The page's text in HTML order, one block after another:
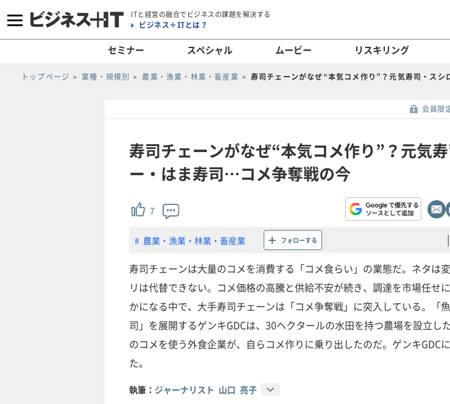
ITと経営の融合でビジネスの課題を解決する
ビジネス＋ITとは？
セミナー スペシャル ムービー リスキリング
トップページ 業種・規模別 農業・漁業・林業・畜産業 寿司チェーンがなぜ“本気コメ作り”？元気寿司・ス
会員限
寿司チェーンがなぜ“本気コメ作り”？元気
ー・はま寿司…コメ争奪戦の今
7
農業・漁業・林業・畜産業 フォローする |
寿司チェーンは大量のコメを消費する「コメ食らい」の業態だ。ネタは
リは代替できない。コメ価格の高騰と供給不安が続き、調達を市場任せ
かになる中で、大手寿司チェーンは「コメ争奪戦」に突入している。「
司」を展開するゲンキGDCは、30ヘクタールの水田を持つ農場を設立し
のコメを使う外食企業が、自らコメ作りに乗り出したのだ。ゲンキGDC
た。
執筆： ジャーナリスト 山口 亮子